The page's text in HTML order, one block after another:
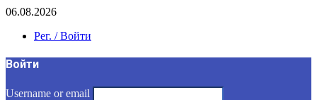
06.08.2026
Рег. / Войти
Войти
Username or email